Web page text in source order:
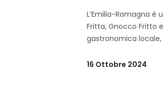
L’Emilia-Romagna è
Fritta, Gnocco Fritto
gastronomica
16 Ottobre 2024